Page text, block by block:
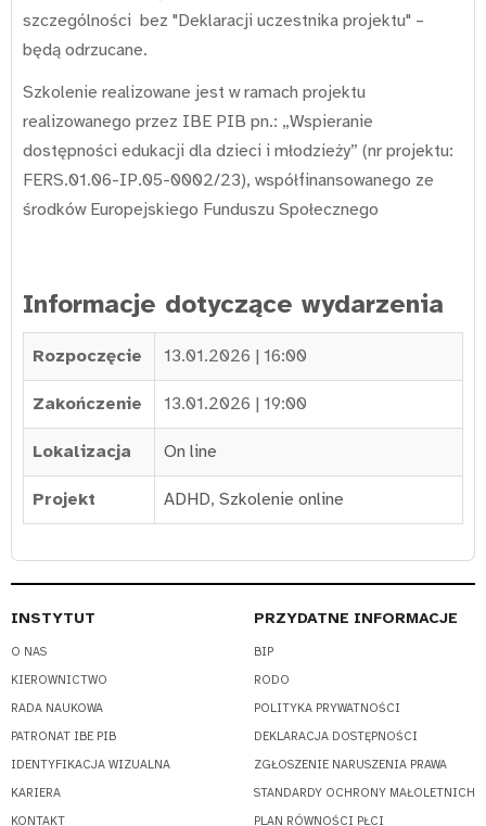
szczególności bez "Deklaracji uczestnika projektu" –
będą odrzucane.
Szkolenie realizowane jest w ramach projektu
realizowanego przez IBE PIB pn.: „Wspieranie
dostępności edukacji dla dzieci i młodzieży” (nr projektu:
FERS.01.06-IP.05-0002/23), współfinansowanego ze
środków Europejskiego Funduszu Społecznego
Informacje dotyczące wydarzenia
Rozpoczęcie 13.01.2026 | 16:00
Zakończenie 13.01.2026 | 19:00
Lokalizacja On line
Projekt ADHD, Szkolenie online
INSTYTUT
O NAS
KIEROWNICTWO
RADA NAUKOWA
PATRONAT IBE PIB
IDENTYFIKACJA WIZUALNA
KARIERA
KONTAKT
PRZYDATNE INFORMACJE
BIP
RODO
POLITYKA PRYWATNOŚCI
DEKLARACJA DOSTĘPNOŚCI
ZGŁOSZENIE NARUSZENIA PRAWA
STANDARDY OCHRONY MAŁOLETNICH
PLAN RÓWNOŚCI PŁCI